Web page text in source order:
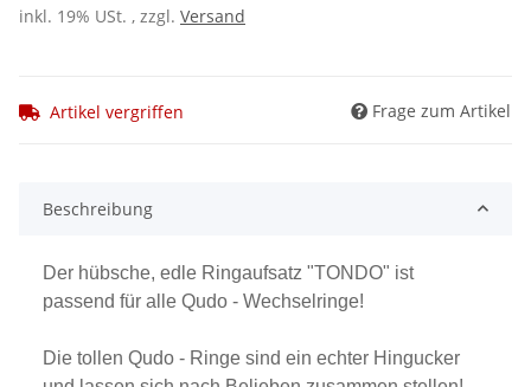
inkl. 19% USt. , zzgl. Versand
Artikel vergriffen Frage zum Artikel
Beschreibung
Der hübsche, edle Ringaufsatz "TONDO" ist
passend für alle Qudo - Wechselringe!
Die tollen Qudo - Ringe sind ein echter Hingucker